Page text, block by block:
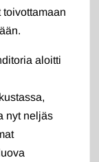
aloitti
nyt neljäs